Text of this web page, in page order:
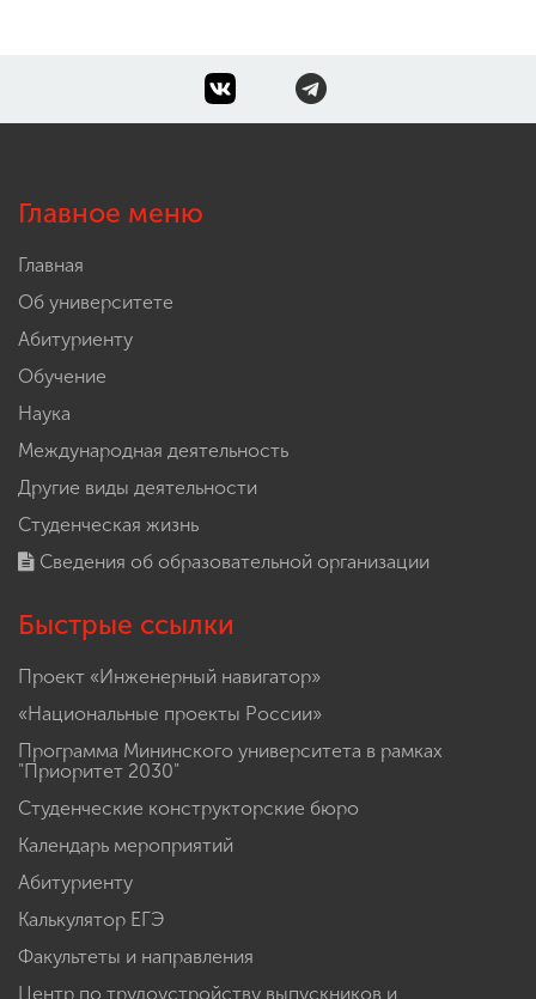
Главное меню
Главная
Об университете
Абитуриенту
Обучение
Наука
Международная деятельность
Другие виды деятельности
Студенческая жизнь
Сведения об образовательной организации
Быстрые ссылки
Проект «Инженерный навигатор»
«Национальные проекты России»
Программа Мининского университета в рамках
"Приоритет 2030"
Студенческие конструкторские бюро
Календарь мероприятий
Абитуриенту
Калькулятор ЕГЭ
Факультеты и направления
Центр по трудоустройству выпускников и